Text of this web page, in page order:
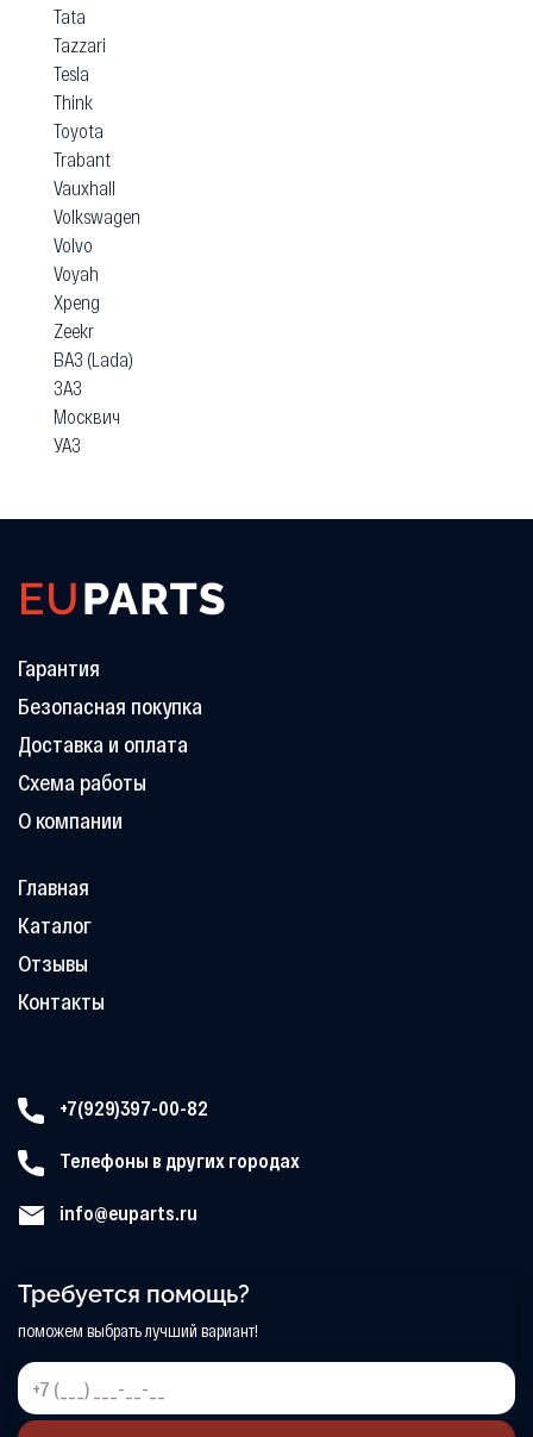
Tata
Tazzari
Tesla
Think
Toyota
Trabant
Vauxhall
Volkswagen
Volvo
Voyah
Xpeng
Zeekr
ВАЗ (Lada)
ЗАЗ
Москвич
УАЗ
Гарантия
Безопасная покупка
Доставка и оплата
Схема работы
О компании
Главная
Каталог
Отзывы
Контакты
+7(929)397-00-82
Телефоны в других городах
info@euparts.ru
Требуется помощь?
поможем выбрать лучший вариант!